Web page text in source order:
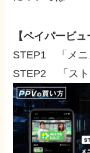
【ペイパービ
STEP1 「メニ
STEP2 「スト